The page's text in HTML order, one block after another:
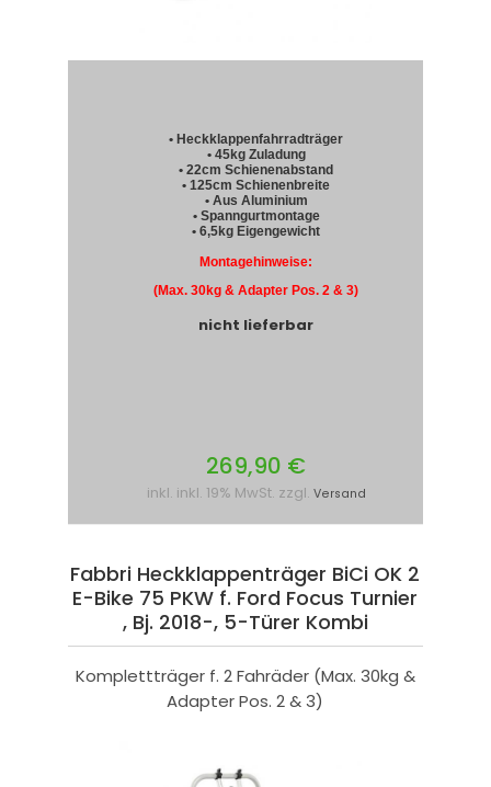
• Heckklappenfahrradträger
• 45kg Zuladung
• 22cm Schienenabstand
• 125cm Schienenbreite
• Aus Aluminium
• Spanngurtmontage
• 6,5kg Eigengewicht
Montagehinweise:
(Max. 30kg & Adapter Pos. 2 & 3)
nicht lieferbar
269,90 €
inkl. inkl. 19% MwSt. zzgl. Versand
Fabbri Heckklappenträger BiCi OK 2
E-Bike 75 PKW f. Ford Focus Turnier
, Bj. 2018-, 5-Türer Kombi
Komplettträger f. 2 Fahräder (Max. 30kg &
Adapter Pos. 2 & 3)